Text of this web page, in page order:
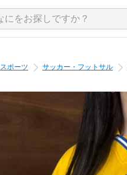
スポーツ サッカー・フットサル